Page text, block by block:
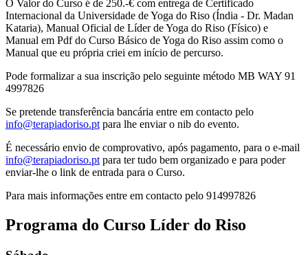
O Valor do Curso é de 250.-€ com entrega de Certificado
Internacional da Universidade de Yoga do Riso (Índia - Dr. Madan
Kataria), Manual Oficial de Líder de Yoga do Riso (Físico) e
Manual em Pdf do Curso Básico de Yoga do Riso assim como o
Manual que eu própria criei em início de percurso.
Pode formalizar a sua inscrição pelo seguinte método MB WAY 91
4997826
Se pretende transferência bancária entre em contacto pelo
info@terapiadoriso.pt para lhe enviar o nib do evento.
É necessário envio de comprovativo, após pagamento, para o e-mail
info@terapiadoriso.pt para ter tudo bem organizado e para poder
enviar-lhe o link de entrada para o Curso.
Para mais informações entre em contacto pelo 914997826
Programa do Curso Líder do Riso